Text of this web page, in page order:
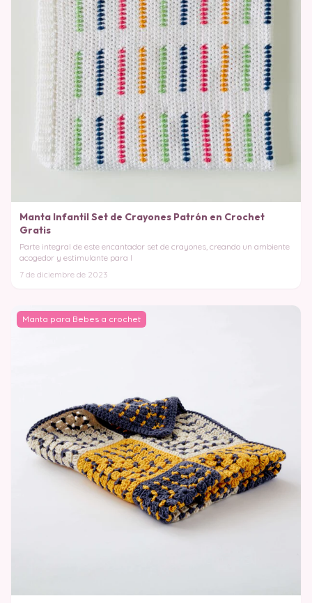
Manta Infantil Set de Crayones Patrón en Crochet
Gratis
Parte integral de este encantador set de crayones, creando un ambiente
acogedor y estimulante para l
7 de diciembre de 2023
Manta para Bebes a crochet